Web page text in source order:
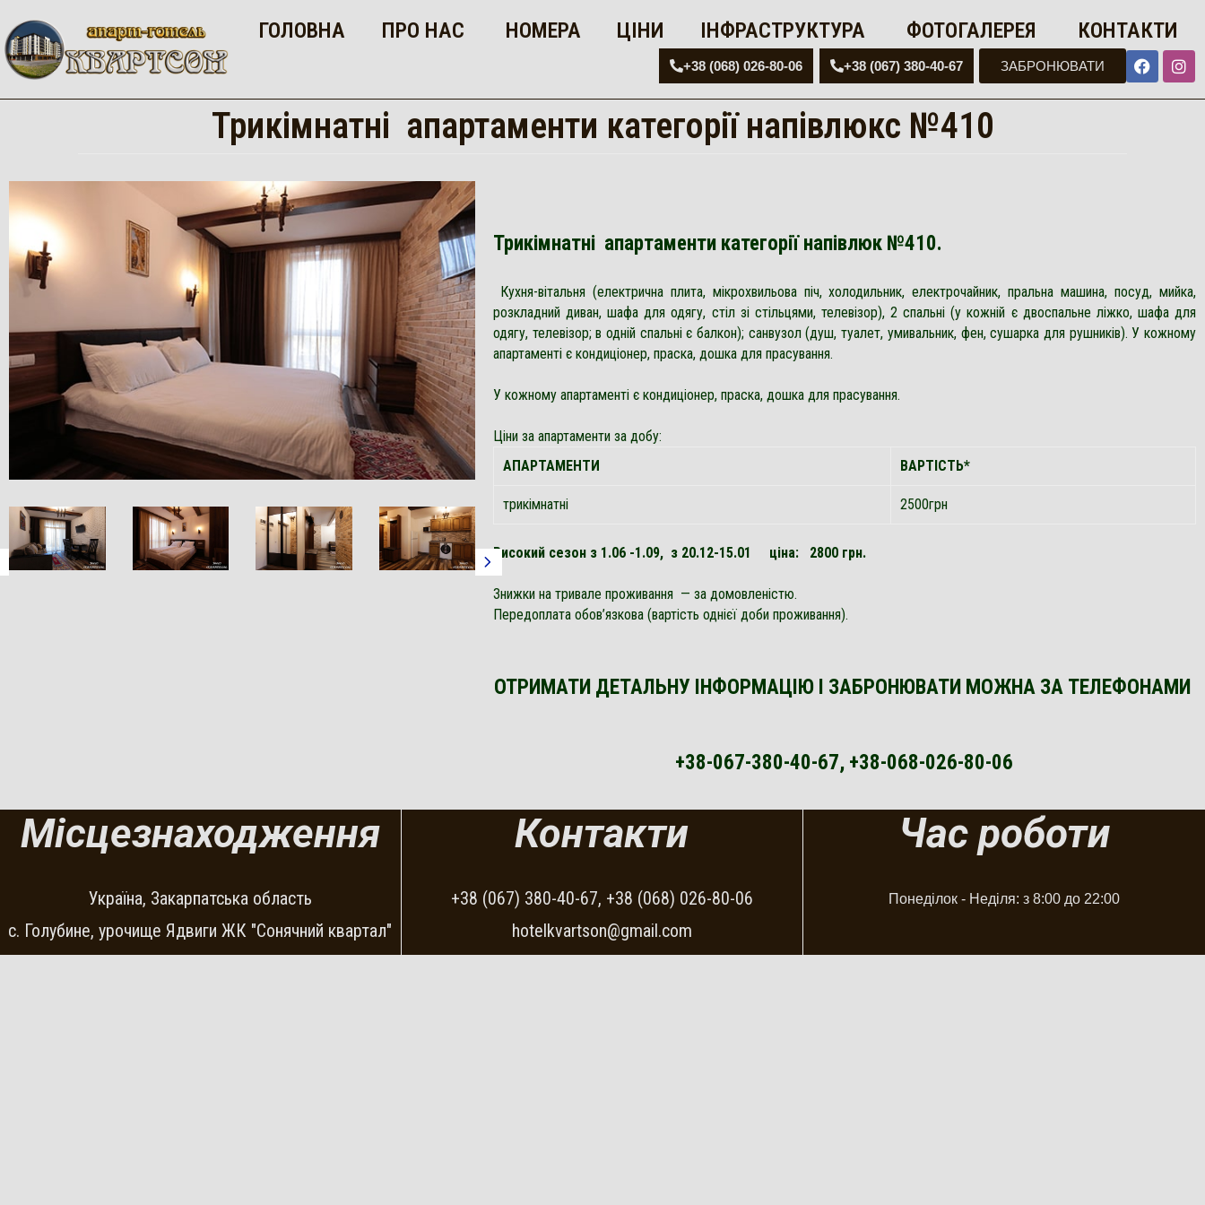
ГОЛОВНА ПРО НАС НОМЕРА ЦІНИ ІНФРАСТРУКТУРА ФОТОГАЛЕРЕЯ КОНТАКТИ
+38 (068) 026-80-06 +38 (067) 380-40-67 ЗАБРОНЮВАТИ
Трикімнатні апартаменти категорії напівлюкс №410
Трикімнатні апартаменти категорії напівлюк №410.
Кухня-вітальня (електрична плита, мікрохвильова піч, холодильник, електрочайник, пральна машина, посуд, мийка,
розкладний диван, шафа для одягу, стіл зі стільцями, телевізор), 2 спальні (у кожній є двоспальне ліжко, шафа для
одягу, телевізор; в одній спальні є балкон); санвузол (душ, туалет, умивальник, фен, сушарка для рушників). У кожному
апартаменті є кондиціонер, праска, дошка для прасування.
У кожному апартаменті є кондиціонер, праска, дошка для прасування.
Ціни за апартаменти за добу:
АПАРТАМЕНТИ
ВАРТІСТЬ*
трикімнатні 2500грн
Високий сезон з 1.06 -1.09, з 20.12-15.01 ціна: 2800 грн.
Знижки на тривале проживання — за домовленістю.
Передоплата обов’язкова (вартість однієї доби проживання).
ОТРИМАТИ ДЕТАЛЬНУ ІНФОРМАЦІЮ І ЗАБРОНЮВАТИ МОЖНА ЗА ТЕЛЕФОНАМИ
+38-067-380-40-67, +38-068-026-80-06
Місцезнаходження
Україна, Закарпатська область
с. Голубине, урочище Ядвиги ЖК "Сонячний квартал"
Контакти
+38 (067) 380-40-67, +38 (068) 026-80-06
hotelkvartson@gmail.com
Час роботи
Понеділок - Неділя: з 8:00 до 22:00